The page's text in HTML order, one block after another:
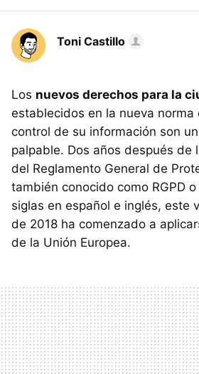
Toni Castillo
Los nuevos derechos para la
establecidos en la nueva norma
control de su información son
palpable. Dos años después de
del Reglamento General de
también conocido como RGPD o
siglas en español e inglés, este
de 2018 ha comenzado a
de la Unión Europea.